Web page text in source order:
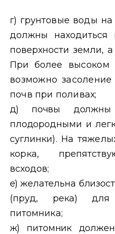
г) грунтовые воды на
должны
поверхности земли,
При более высоком
возможно засоление
почв при поливах;
д)
почвы должны
плодородными и
суглинки). На
корка,
всходов;
е) желательна
(пруд, река) для
питомника;
ж)
питомник